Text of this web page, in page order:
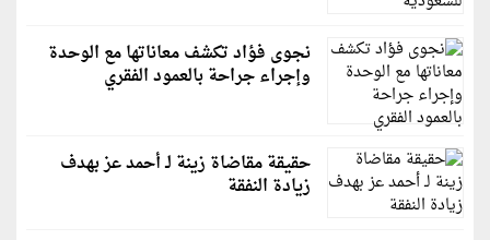
نجوى فؤاد تكشف معاناتها مع الوحدة
وإجراء جراحة بالعمود الفقري
حقيقة مقاضاة زينة لـ أحمد عز بهدف
زيادة النفقة